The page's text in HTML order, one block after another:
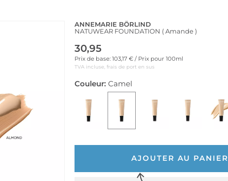
ANNEMARIE BÖRLIND
NATUWEAR FOUNDATION ( Amande )
30,95
Prix de base: 103,17 € / Prix pour 100ml
TVA incluse, frais de port en sus
Couleur: Camel
AJOUTER AU PANIER